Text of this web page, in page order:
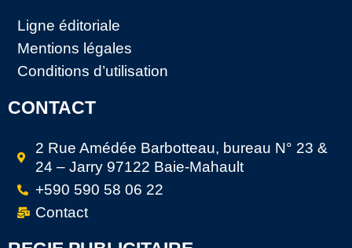
Ligne éditoriale
Mentions légales
Conditions d’utilisation
CONTACT
2 Rue Amédée Barbotteau, bureau N° 23 &
24 – Jarry 97122 Baie-Mahault
+590 590 58 06 22
Contact